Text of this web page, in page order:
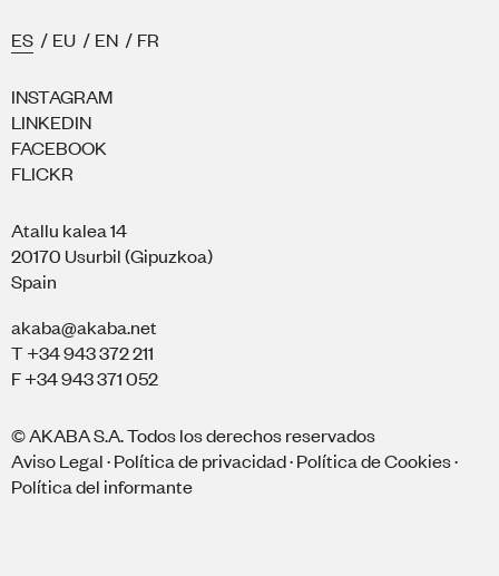
Atallu kalea 14
20170 Usurbil (Gipuzkoa)
Spain
akaba@akaba.net
T +34 943 372 211
F +34 943 371 052
INSTAGRAM
LINKEDIN
FACEBOOK
FLICKR
© AKABA S.A. Todos los derechos reservados
Aviso Legal·Política de privacidad·Política de Cookies·
Política del informante
ES / EU / EN / FR